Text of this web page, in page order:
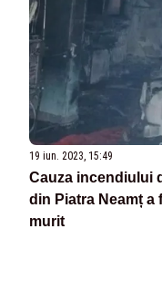
19 iun. 2023, 15:49
Cauza incendiului
din Piatra Neamț a
murit